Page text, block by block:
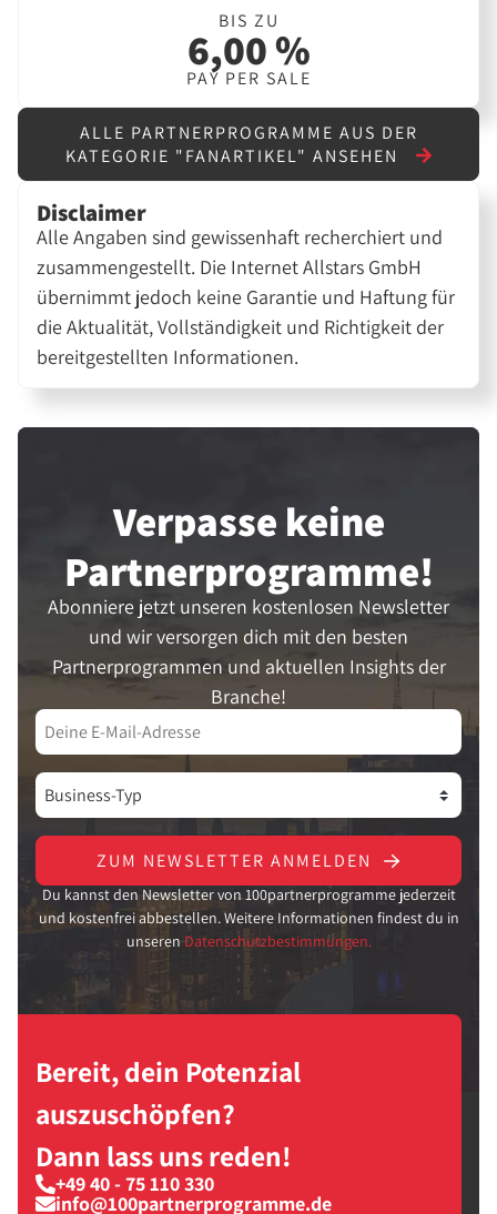
BIS ZU
6,00 %
PAY PER SALE
ALLE PARTNERPROGRAMME AUS DER
KATEGORIE "FANARTIKEL" ANSEHEN
Disclaimer
Alle Angaben sind gewissenhaft recherchiert und
zusammengestellt. Die Internet Allstars GmbH
übernimmt jedoch keine Garantie und Haftung für
die Aktualität, Vollständigkeit und Richtigkeit der
bereitgestellten Informationen.
Verpasse keine
Partner­programme!
Abonniere jetzt unseren kostenlosen Newsletter
und wir versorgen dich mit den besten
Partnerprogrammen und aktuellen Insights der
Branche!
ZUM NEWSLETTER ANMELDEN
Du kannst den Newsletter von 100partnerprogramme jederzeit
und kostenfrei abbestellen. Weitere Informationen findest du in
unseren Datenschutzbestimmungen.
Bereit, dein Potenzial
auszuschöpfen?
Dann lass uns reden!
+49 40 - 75 110 330
info@100partnerprogramme.de